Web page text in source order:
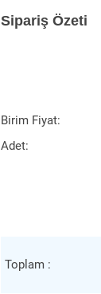
Sipariş Özeti
Birim Fiyat:
Adet:
Toplam :